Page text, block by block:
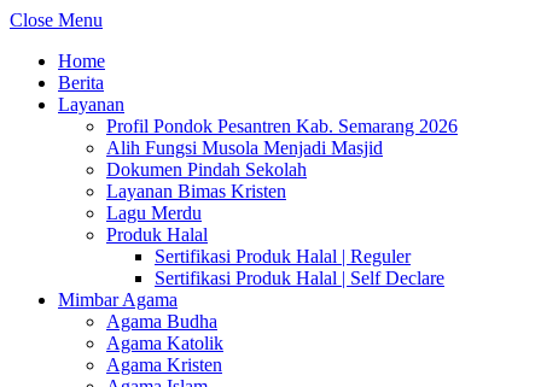
Close Menu
Home
Berita
Layanan
Profil Pondok Pesantren Kab. Semarang 2026
Alih Fungsi Musola Menjadi Masjid
Dokumen Pindah Sekolah
Layanan Bimas Kristen
Lagu Merdu
Produk Halal
Sertifikasi Produk Halal | Reguler
Sertifikasi Produk Halal | Self Declare
Mimbar Agama
Agama Budha
Agama Katolik
Agama Kristen